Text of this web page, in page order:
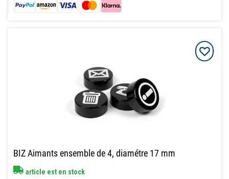
BIZ Aimants ensemble de 4, diamétre 17 mm
article est en stock